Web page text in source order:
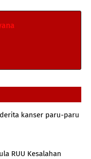
kanser paru-paru
RUU Kesalahan